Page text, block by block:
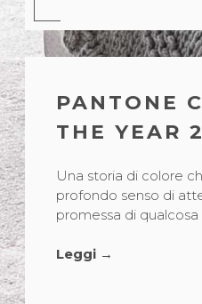
PANTONE
THE YEAR
Una storia di colore
profondo senso di
promessa di
Leggi →